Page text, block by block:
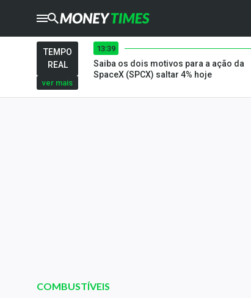
CRYPTOTIMES
TIMES
Ibovespa
Carteiras Recomendadas
TEMPO
REAL
ver mais
13:39
Saiba os dois motivos para a ação da
SpaceX (SPCX) saltar 4% hoje
COMBUSTÍVEIS